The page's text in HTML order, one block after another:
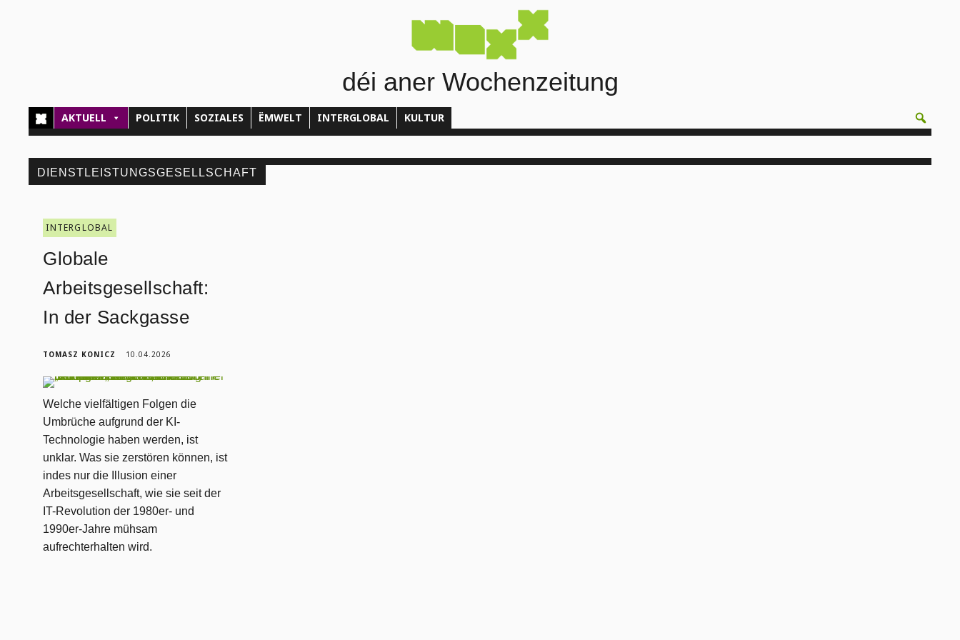
déi aner Wochenzeitung
AKTUELL POLITIK SOZIALES ËMWELT INTERGLOBAL KULTUR
DIENSTLEISTUNGSGESELLSCHAFT
INTERGLOBAL
Globale
Arbeitsgesellschaft:
In der Sackgasse
TOMASZ KONICZ 10.04.2026
Welche vielfältigen Folgen die
Umbrüche aufgrund der KI-
Technologie haben werden, ist
unklar. Was sie zerstören können, ist
indes nur die Illusion einer
Arbeitsgesellschaft, wie sie seit der
IT-Revolution der 1980er- und
1990er-Jahre mühsam
aufrechterhalten wird.